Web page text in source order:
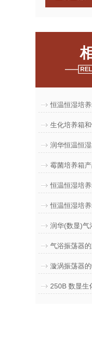
恒温恒湿培
生化培养箱
润华恒温恒
霉菌培养箱
恒温恒湿培
恒温恒湿培
润华(数显)气
气浴振荡器
漩涡振荡器
250B 数显生